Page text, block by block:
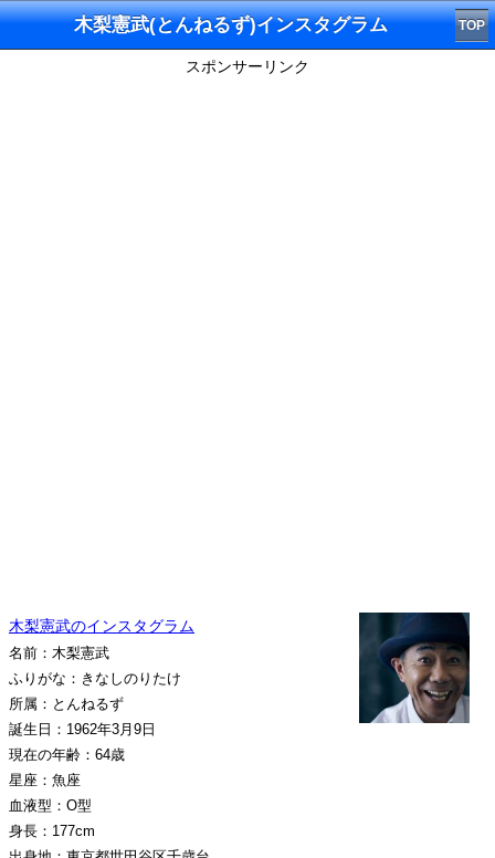
木梨憲武(とんねるず)インスタグラム TOP
スポンサーリンク
木梨憲武のインスタグラム
名前：木梨憲武
ふりがな：きなしのりたけ
所属：とんねるず
誕生日：1962年3月9日
現在の年齢：64歳
星座：魚座
血液型：O型
身長：177cm